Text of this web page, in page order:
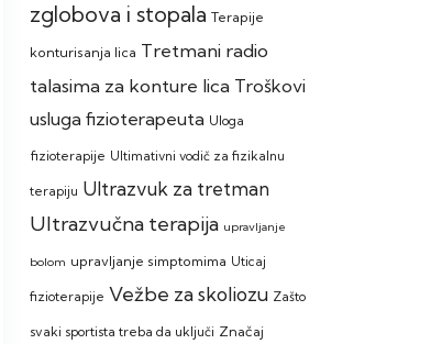
zglobova i stopala Terapije
konturisanja lica Tretmani radio
talasima za konture lica Troškovi
usluga fizioterapeuta Uloga
fizioterapije Ultimativni vodič za fizikalnu
terapiju Ultrazvuk za tretman
Ultrazvučna terapija upravljanje
bolom upravljanje simptomima Uticaj
fizioterapije Vežbe za skoliozu Zašto
svaki sportista treba da uključi Značaj